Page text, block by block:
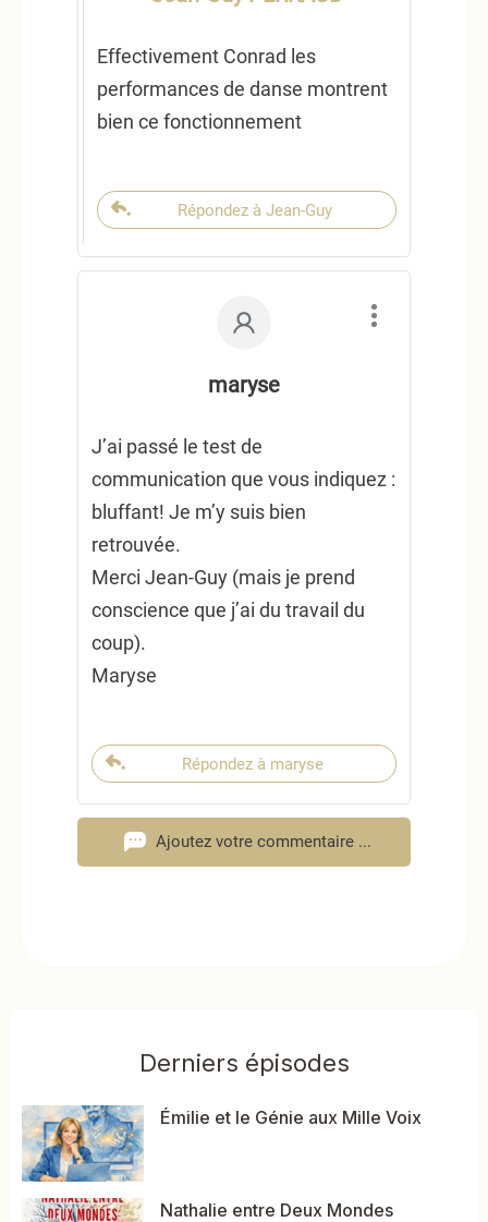
Effectivement Conrad les
performances de danse montrent
bien ce fonctionnement
Répondez à Jean-Guy
maryse
J’ai passé le test de
communication que vous indiquez :
bluffant! Je m’y suis bien
retrouvée.
Merci Jean-Guy (mais je prend
conscience que j’ai du travail du
coup).
Maryse
Répondez à maryse
Ajoutez votre commentaire ...
Derniers épisodes
Émilie et le Génie aux Mille Voix
Nathalie entre Deux Mondes